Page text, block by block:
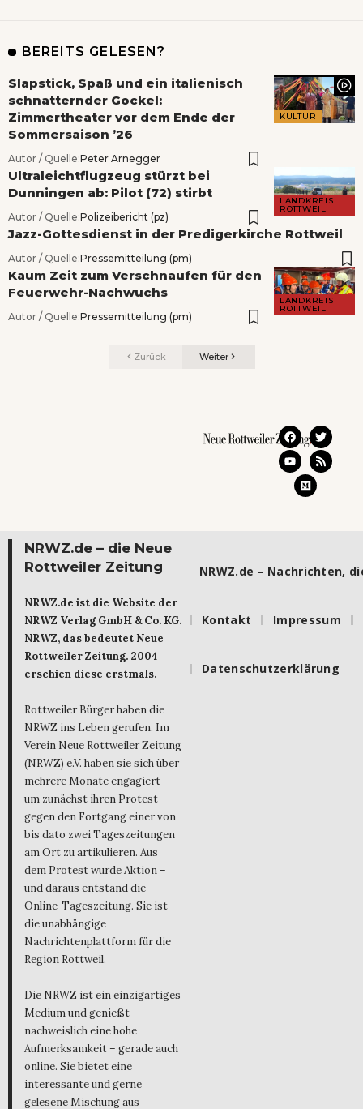
BEREITS GELESEN?
KULTUR
Slapstick, Spaß und ein italienisch
schnatternder Gockel:
Zimmertheater vor dem Ende der
Sommersaison ’26
Autor / Quelle:Peter Arnegger
LANDKREIS
ROTTWEIL
Ultraleichtflugzeug stürzt bei
Dunningen ab: Pilot (72) stirbt
Autor / Quelle:Polizeibericht (pz)
Jazz-Gottesdienst in der Predigerkirche Rottweil
Autor / Quelle:Pressemitteilung (pm)
LANDKREIS
ROTTWEIL
Kaum Zeit zum Verschnaufen für den
Feuerwehr-Nachwuchs
Autor / Quelle:Pressemitteilung (pm)
Zurück Weiter
NRWZ.de – die Neue
Rottweiler Zeitung
NRWZ.de ist die Website der
NRWZ Verlag GmbH & Co. KG.
NRWZ, das bedeutet Neue
Rottweiler Zeitung. 2004
erschien diese erstmals.
Rottweiler Bürger haben die
NRWZ ins Leben gerufen. Im
Verein Neue Rottweiler Zeitung
(NRWZ) e.V. haben sie sich über
mehrere Monate engagiert –
um zunächst ihren Protest
gegen den Fortgang einer von
bis dato zwei Tageszeitungen
am Ort zu artikulieren. Aus
dem Protest wurde Aktion –
und daraus entstand die
Online-Tageszeitung. Sie ist
die unabhängige
Nachrichtenplattform für die
Region Rottweil.
Die NRWZ ist ein einzigartiges
Medium und genießt
nachweislich eine hohe
Aufmerksamkeit – gerade auch
online. Sie bietet eine
interessante und gerne
gelesene Mischung aus
NRWZ.de – Nachrichten,
Kontakt Impressum
Datenschutzerklärung